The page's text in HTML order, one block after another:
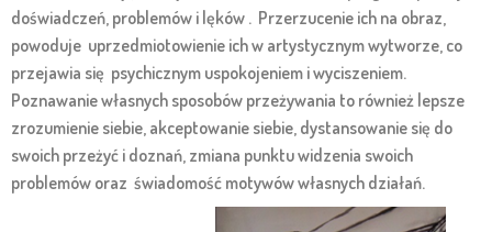
doświadczeń, problemów i lęków . Przerzucenie ich na obraz,
powoduje uprzedmiotowienie ich w artystycznym wytworze, co
przejawia się psychicznym uspokojeniem i wyciszeniem.
Poznawanie własnych sposobów przeżywania to również lepsze
zrozumienie siebie, akceptowanie siebie, dystansowanie się do
swoich przeżyć i doznań, zmiana punktu widzenia swoich
problemów oraz świadomość motywów własnych działań.